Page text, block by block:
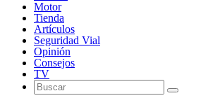
Motor
Tienda
Artículos
Seguridad Vial
Opinión
Consejos
TV